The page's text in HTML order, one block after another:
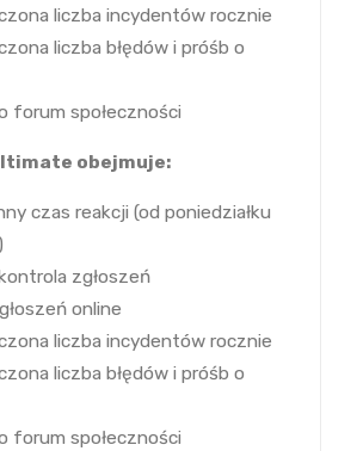
liczba incydentów rocznie
liczba błędów i próśb o
forum społeczności
obejmuje:
czas reakcji (od poniedziałku
zgłoszeń
online
liczba incydentów rocznie
liczba błędów i próśb o
forum społeczności